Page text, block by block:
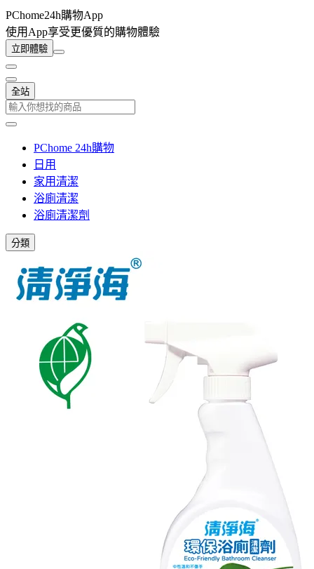
PChome24h購物App
使用App享受更優質的購物體驗
立即體驗
全站
PChome 24h購物
日用
家用清潔
浴廁清潔
浴廁清潔劑
分類